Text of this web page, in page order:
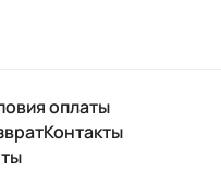
оплаты
Контакты